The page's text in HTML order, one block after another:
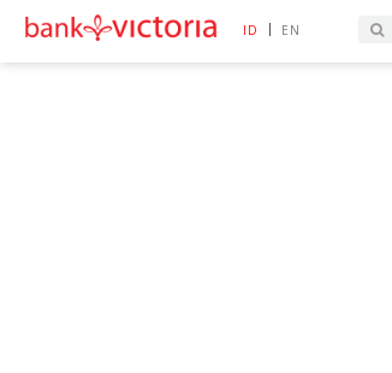
ID | EN